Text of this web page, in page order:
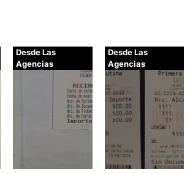
Desde Las
Agencias
Desde Las
Agencias